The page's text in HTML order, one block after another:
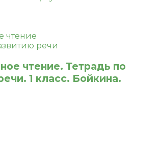
чтение
речи
чтение. Тетрадь по
1 класс. Бойкина.